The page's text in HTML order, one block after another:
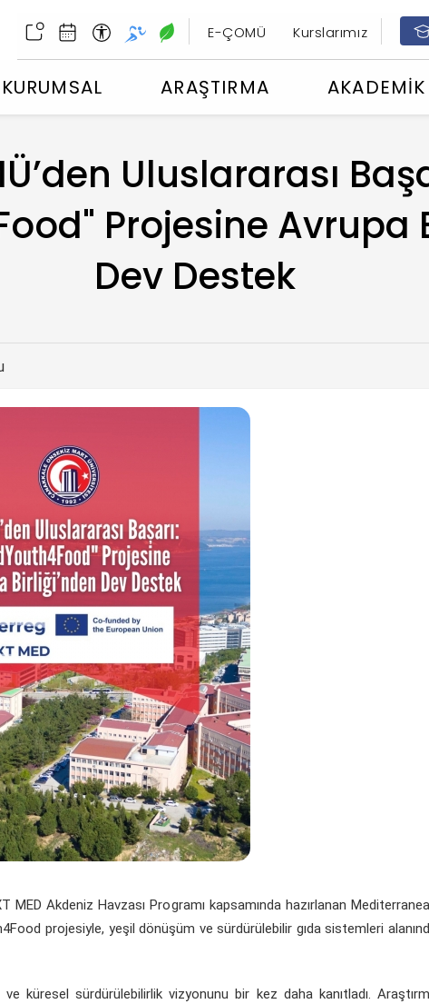
E-ÇOMÜ Kurslarımız
KURUMSAL ARAŞTIRMA AKADEMİK
Uluslararası
Projesine Avrupa
Dev Destek
Akdeniz Havzası Programı kapsamında hazırlanan
projesiyle, yeşil dönüşüm ve sürdürülebilir gıda sistemleri
küresel sürdürülebilirlik vizyonunu bir kez daha kanıtladı.